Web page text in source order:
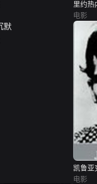
里约热
电影
凯鲁亚
电影